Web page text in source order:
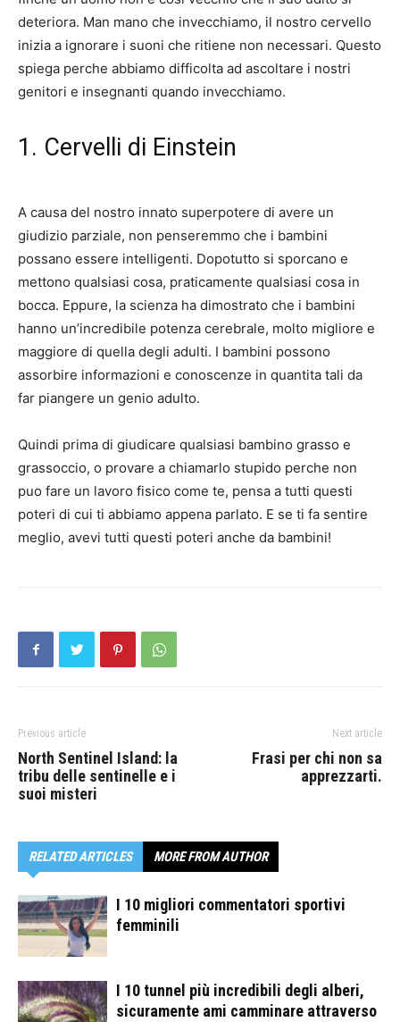
deteriora. Man mano che invecchiamo, il nostro cervello
inizia a ignorare i suoni che ritiene non necessari. Questo
spiega perche abbiamo difficolta ad ascoltare i nostri
genitori e insegnanti quando invecchiamo.
1. Cervelli di Einstein
A causa del nostro innato superpotere di avere un
giudizio parziale, non penseremmo che i bambini
possano essere intelligenti. Dopotutto si sporcano e
mettono qualsiasi cosa, praticamente qualsiasi cosa in
bocca. Eppure, la scienza ha dimostrato che i bambini
hanno un’incredibile potenza cerebrale, molto migliore e
maggiore di quella degli adulti. I bambini possono
assorbire informazioni e conoscenze in quantita tali da
far piangere un genio adulto.
Quindi prima di giudicare qualsiasi bambino grasso e
grassoccio, o provare a chiamarlo stupido perche non
puo fare un lavoro fisico come te, pensa a tutti questi
poteri di cui ti abbiamo appena parlato. E se ti fa sentire
meglio, avevi tutti questi poteri anche da bambini!
Previous article
North Sentinel Island: la
tribu delle sentinelle e i
suoi misteri
Next article
Frasi per chi non sa
apprezzarti.
RELATED ARTICLES MORE FROM AUTHOR
I 10 migliori commentatori sportivi
femminili
I 10 tunnel più incredibili degli alberi,
sicuramente ami camminare attraverso